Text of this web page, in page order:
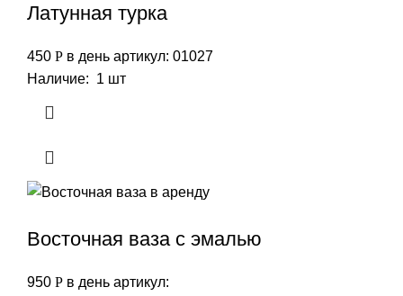
Латунная турка
450 Р в день артикул: 01027
Наличие: 1 шт
Восточная ваза с эмалью
950 Р в день артикул: